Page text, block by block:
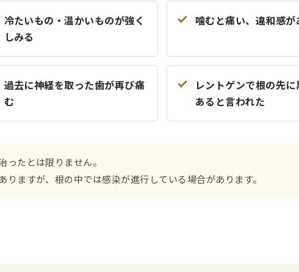
冷たいもの・温かいものが強く
しみる
噛むと痛い、違和感が
過去に神経を取った歯が再び痛
む
レントゲンで根の先
あると言われた
たとは限りません。
ますが、根の中では感染が進行している場合があります。